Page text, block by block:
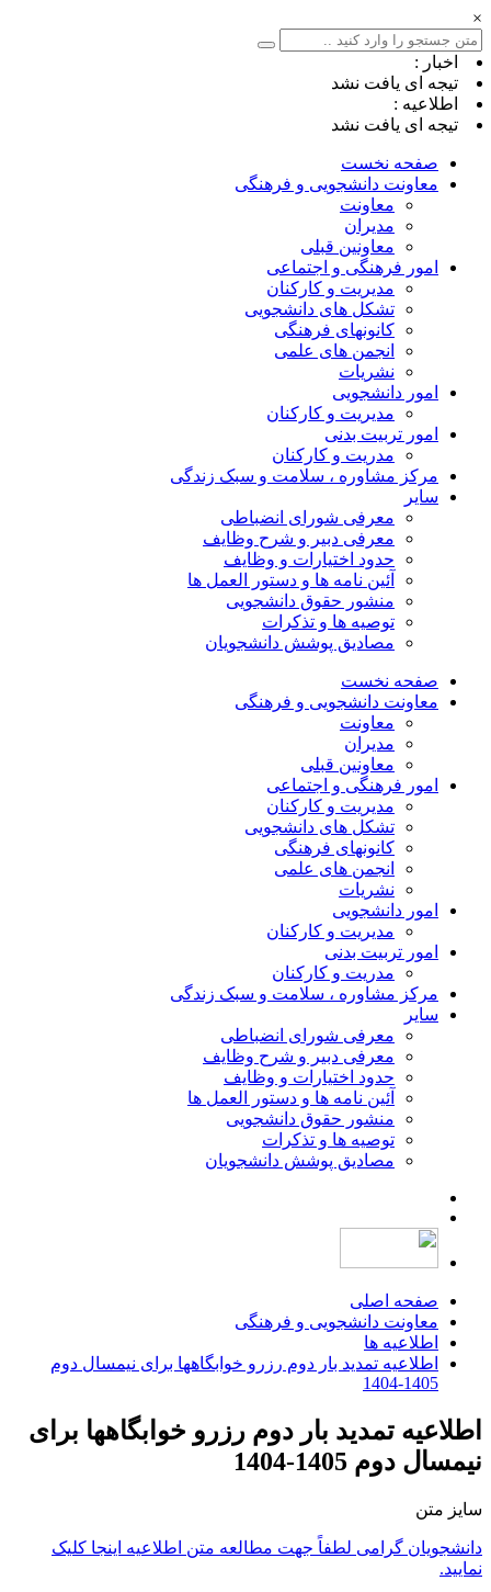
×
اخبار :
تیجه ای یافت نشد
اطلاعیه :
تیجه ای یافت نشد
صفحه نخست
معاونت دانشجویی و فرهنگی
معاونت
مدیران
معاونین قبلی
امور فرهنگی و اجتماعی
مدیریت و کارکنان
تشکل های دانشجویی
کانونهای فرهنگی
انجمن های علمی
نشریات
امور دانشجویی
مدیریت و کارکنان
امور تربیت بدنی
مدریت و کارکنان
مرکز مشاوره ، سلامت و سبک زندگی
سایر
معرفی شورای انضباطی
معرفی دبیر و شرح وظایف
حدود اختیارات و وظایف
آئین نامه ها و دستور العمل ها
منشور حقوق دانشجویی
توصیه ها و تذکرات
مصادیق پوشش دانشجویان
صفحه نخست
معاونت دانشجویی و فرهنگی
معاونت
مدیران
معاونین قبلی
امور فرهنگی و اجتماعی
مدیریت و کارکنان
تشکل های دانشجویی
کانونهای فرهنگی
انجمن های علمی
نشریات
امور دانشجویی
مدیریت و کارکنان
امور تربیت بدنی
مدریت و کارکنان
مرکز مشاوره ، سلامت و سبک زندگی
سایر
معرفی شورای انضباطی
معرفی دبیر و شرح وظایف
حدود اختیارات و وظایف
آئین نامه ها و دستور العمل ها
منشور حقوق دانشجویی
توصیه ها و تذکرات
مصادیق پوشش دانشجویان
صفحه اصلی
معاونت دانشجویی و فرهنگی
اطلاعیه ها
اطلاعیه تمدید بار دوم رزرو خوابگاهها برای نیمسال دوم
1405-1404
اطلاعیه تمدید بار دوم رزرو خوابگاهها برای
نیمسال دوم 1405-1404
سایز متن
دانشجویان گرامی لطفاً جهت مطالعه متن اطلاعیه اینجا کلیک
نمایید.